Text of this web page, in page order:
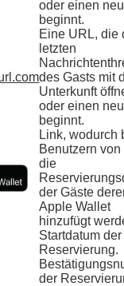
oder einen
beginnt.
Eine URL, die
letzten
des Gasts mit
Unterkunft
oder einen
beginnt.
Link, wodurch
Benutzern von
die
der Gäste
Apple Wallet
hinzufügt
Startdatum der
Reservierung.
der